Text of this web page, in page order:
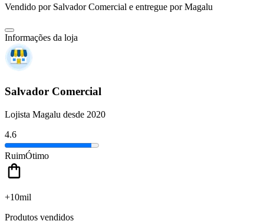
Vendido por Salvador Comercial e entregue por Magalu
Informações da loja
Salvador Comercial
Lojista Magalu desde 2020
4.6
RuimÓtimo
+10mil
Produtos vendidos